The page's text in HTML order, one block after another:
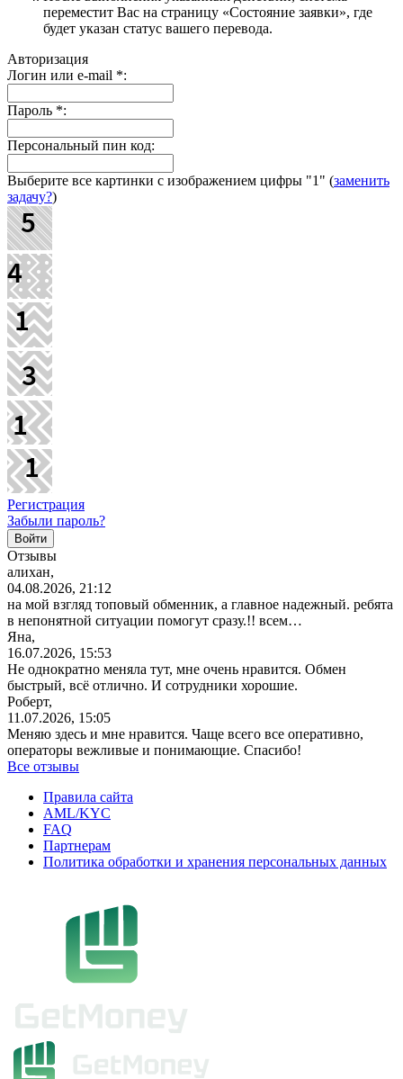
переместит Вас на страницу «Состояние заявки», где
будет указан статус вашего перевода.
Авторизация
Логин или e-mail *:
Пароль *:
Персональный пин код:
Выберите все картинки с изображением цифры "1" (заменить
задачу?)
Регистрация
Забыли пароль?
Отзывы
алихан,
04.08.2026, 21:12
на мой взгляд топовый обменник, а главное надежный. ребята
в непонятной ситуации помогут сразу.!! всем…
Яна,
16.07.2026, 15:53
Не однократно меняла тут, мне очень нравится. Обмен
быстрый, всё отлично. И сотрудники хорошие.
Роберт,
11.07.2026, 15:05
Меняю здесь и мне нравится. Чаще всего все оперативно,
операторы вежливые и понимающие. Спасибо!
Все отзывы
Правила сайта
AML/KYC
FAQ
Партнерам
Политика обработки и хранения персональных данных